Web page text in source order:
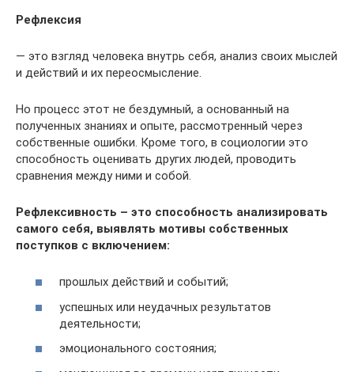
Рефлексия
— это взгляд человека внутрь себя, анализ своих мыслей
и действий и их переосмысление.
Но процесс этот не бездумный, а основанный на
полученных знаниях и опыте, рассмотренный через
собственные ошибки. Кроме того, в социологии это
способность оценивать других людей, проводить
сравнения между ними и собой.
Рефлексивность – это способность анализировать
самого себя, выявлять мотивы собственных
поступков с включением:
прошлых действий и событий;
успешных или неудачных результатов
деятельности;
эмоционального состояния;